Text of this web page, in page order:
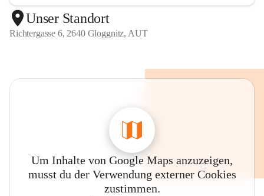
+1
Unser Standort
Richtergasse 6, 2640 Gloggnitz, AUT
Um Inhalte von Google Maps anzuzeigen,
musst du der Verwendung externer Cookies
zustimmen.